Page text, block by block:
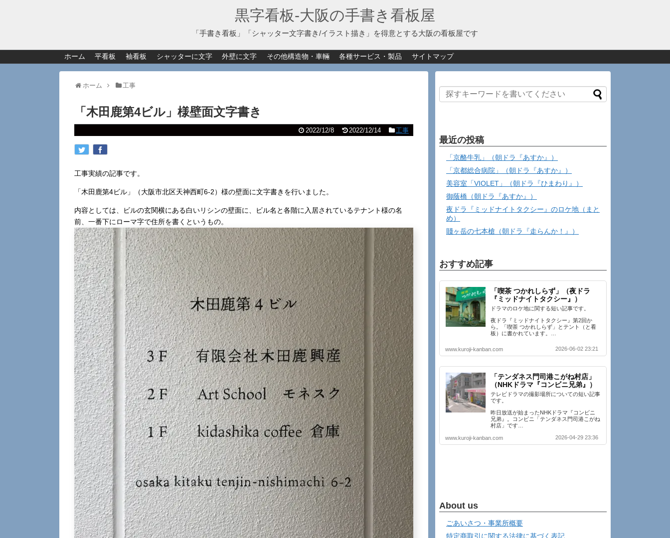
黒字看板‐大阪の手書き看板屋
「手書き看板」「シャッター文字書き/イラスト描き」を得意とする大阪の看板屋です
ホーム 平看板 袖看板 シャッターに文字 外壁に文字 その他構造物・車輛 各種サービス・製品 サイトマップ
ホーム 工事
「木田鹿第4ビル」様壁面文字書き
2022/12/8 2022/12/14 工事
工事実績の記事です。
「木田鹿第4ビル」（大阪市北区天神西町6-2）様の壁面に文字書きを行いました。
内容としては、ビルの玄関横にある白いリシンの壁面に、ビル名と各階に入居されているテナント様の名
前、一番下にローマ字で住所を書くというもの。
最近の投稿
「京酪牛乳」（朝ドラ『あすか』）
「京都総合病院」（朝ドラ『あすか』）
美容室「VIOLET」（朝ドラ『ひまわり』）
御蔭橋（朝ドラ『あすか』）
夜ドラ『ミッドナイトタクシー』のロケ地（まと
め）
賤ヶ岳の七本槍（朝ドラ『走らんか！』）
おすすめ記事
「喫茶 つかれしらず」（夜ドラ
『ミッドナイトタクシー』）
ドラマのロケ地に関する短い記事です。
夜ドラ『ミッドナイトタクシー』第2回か
ら。「喫茶 つかれしらず」とテント（と看
板）に書かれています。…
www.kuroji-kanban.com 2026-06-02 23:21
「テンダネス門司港こがね村店」
（NHKドラマ『コンビニ兄弟』）
テレビドラマの撮影場所についての短い記事
です。
昨日放送が始まったNHKドラマ『コンビニ
兄弟』。コンビニ「テンダネス門司港こがね
村店」です…
www.kuroji-kanban.com 2026-04-29 23:36
About us
ごあいさつ・事業所概要
特定商取引に関する法律に基づく表記